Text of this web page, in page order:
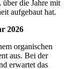
die Jahre mit
aufgebaut hat.
2026
organischen
aus. Bei der
erwartet das